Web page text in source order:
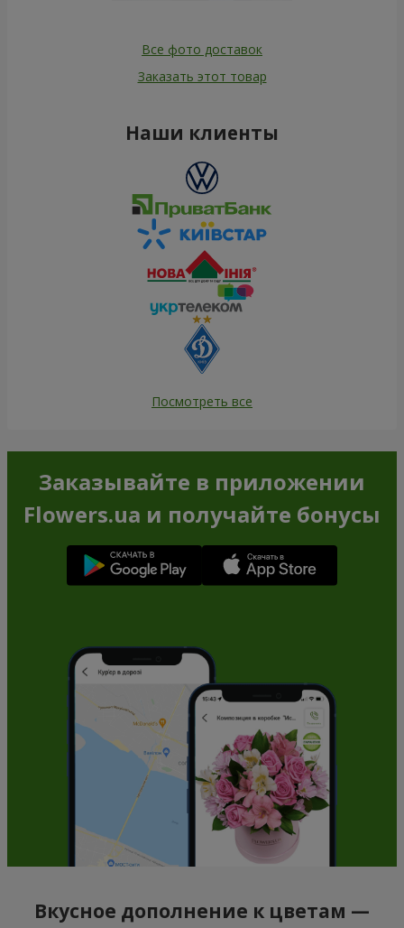
Все фото доставок
Заказать этот товар
Наши клиенты
Посмотреть все
Заказывайте в приложении
Flowers.ua и получайте бонусы
Вкусное дополнение к цветам —